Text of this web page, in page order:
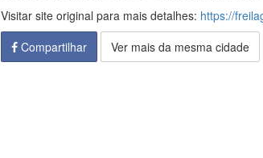
Visitar site original para mais detalhes: https://
Compartilhar
Ver mais da mesma cidade